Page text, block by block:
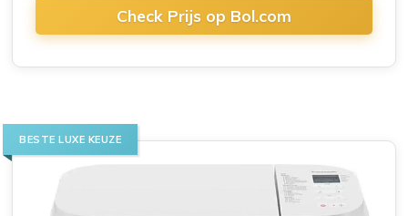
Check Prijs op Bol.com
BESTE LUXE KEUZE